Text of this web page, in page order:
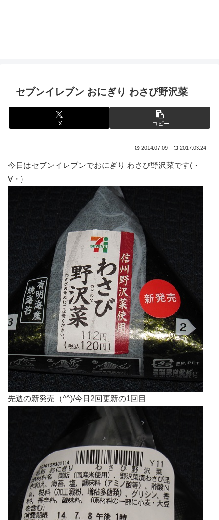
セブンイレブン おにぎり わさび野沢菜
X コピー
2014.07.09 2017.03.24
今日はセブンイレブンでおにぎり わさび野沢菜です(・
∀・)
先週の新発売（^^)/今日2回更新の1回目